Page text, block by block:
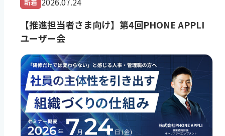
新着
【推進担当者さま向け】第4回PHONE APPLI
ユーザー会